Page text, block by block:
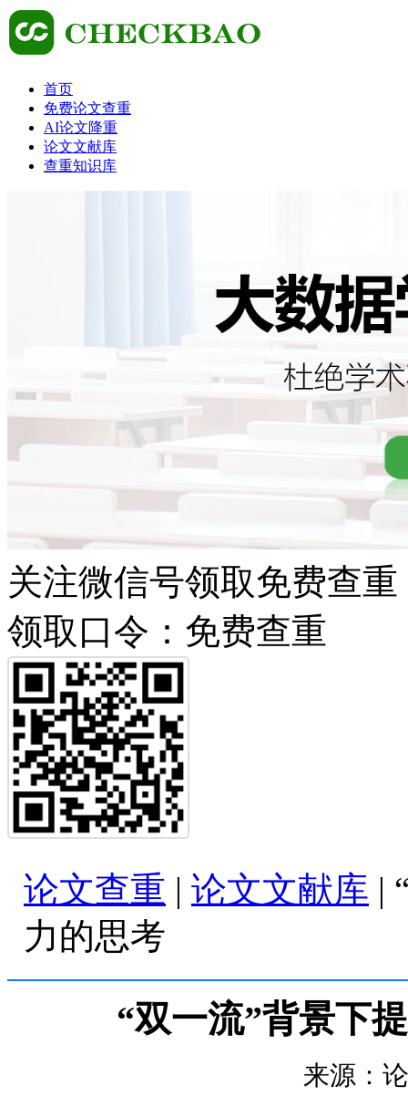
首页
免费论文查重
AI论文降重
论文文献库
查重知识库
关注微信号领取免费查重
领取口令：免费查重
论文查重 | 论文文献库 |
力的思考
“双一流”背景下
来源：